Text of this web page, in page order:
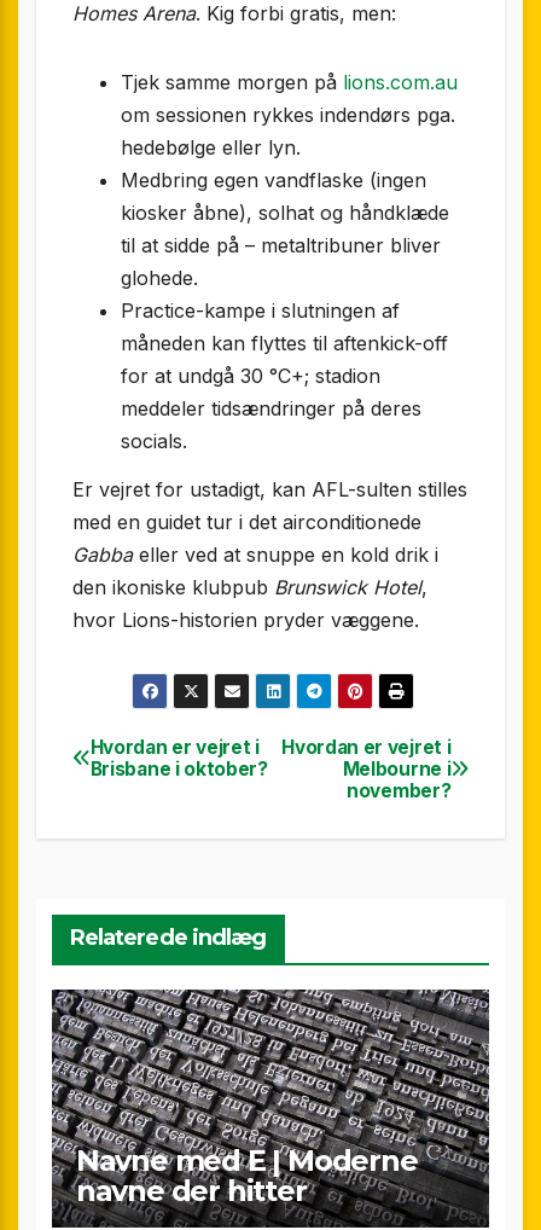
Homes Arena. Kig forbi gratis, men:
Tjek samme morgen på lions.com.au
om sessionen rykkes indendørs pga.
hedebølge eller lyn.
Medbring egen vandflaske (ingen
kiosker åbne), solhat og håndklæde
til at sidde på – metaltribuner bliver
glohede.
Practice-kampe i slutningen af
måneden kan flyttes til aften­kick-off
for at undgå 30 °C+; stadion
meddeler tidsændringer på deres
socials.
Er vejret for ustadigt, kan AFL-sulten stilles
med en guidet tur i det airconditionede
Gabbaeller ved at snuppe en kold drik i
den ikoniske klub­pub Brunswick Hotel,
hvor Lions-historien pryder væggene.
Indlægsnavigation
Hvordan er vejret i
Melbourne i
november?
Hvordan er vejret i
Brisbane i oktober?
Relaterede indlæg
Navne med E | Moderne
navne der hitter